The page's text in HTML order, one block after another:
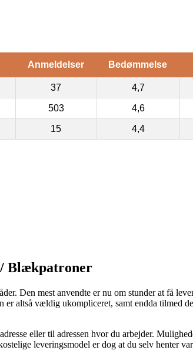
Anmeldelser Bedømmelse
37 4,7
503 4,6
15 4,4
Blækpatroner
Den mest anvendte er nu om stunder at få
altså vældig ukompliceret, samt endda tilmed
eller til adressen hvor du arbejder.
leveringsmodel er dog at du selv henter